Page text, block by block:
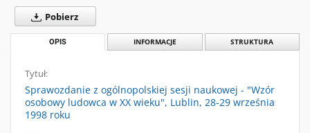
Pobierz
OPIS INFORMACJE STRUKTURA
Tytuł:
Sprawozdanie z ogólnopolskiej sesji naukowej - "Wzór
osobowy ludowca w XX wieku", Lublin, 28-29 września
1998 roku